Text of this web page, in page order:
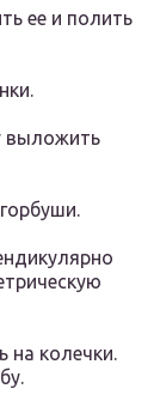
ее и полить
выложить
на колечки.